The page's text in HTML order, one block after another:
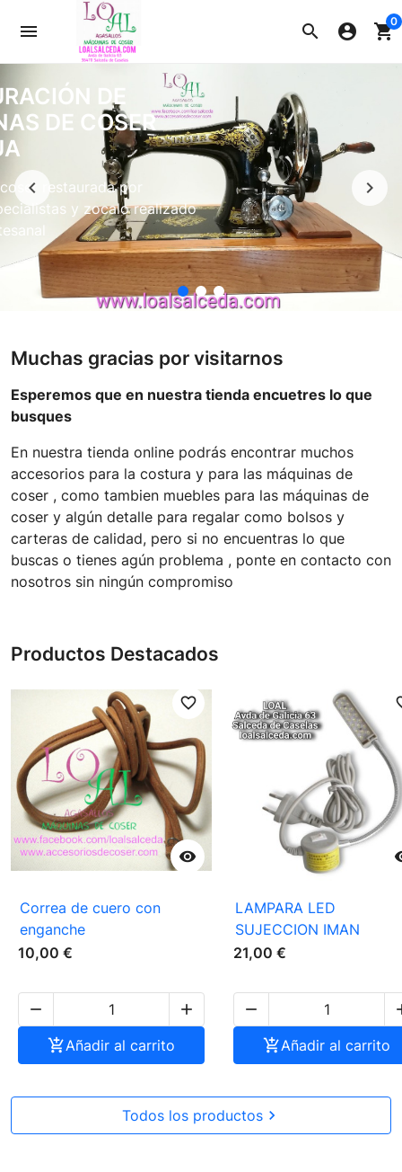
search
menu account_circle shopping_cart0
DE
DE COSER
restaurada por
y zocalo realizado
Anterior
Muchas gracias por visitarnos
Esperemos que en nuestra tienda encuetres lo que
busques
En nuestra tienda online podrás encontrar muchos
accesorios para la costura y para las máquinas de
coser , como tambien muebles para las máquinas de
coser y algún detalle para regalar como bolsos y
carteras de calidad, pero si no encuentras lo que
buscas o tienes agún problema , ponte en contacto con
nosotros sin ningún compromiso
Productos Destacados

favorite_border
Correa de cuero con
enganche
10,00 €


Añadir al carrito
LAMPARA LED
SUJECCION IMAN
21,00 €

Añadir al carrito
Todos los productos